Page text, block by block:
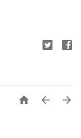
  